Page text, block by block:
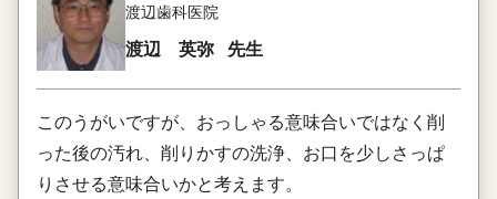
渡辺歯科医院
渡辺 英弥 先生
このうがいですが、おっしゃる意味合いではなく削
った後の汚れ、削りかすの洗浄、お口を少しさっぱ
りさせる意味合いかと考えます。